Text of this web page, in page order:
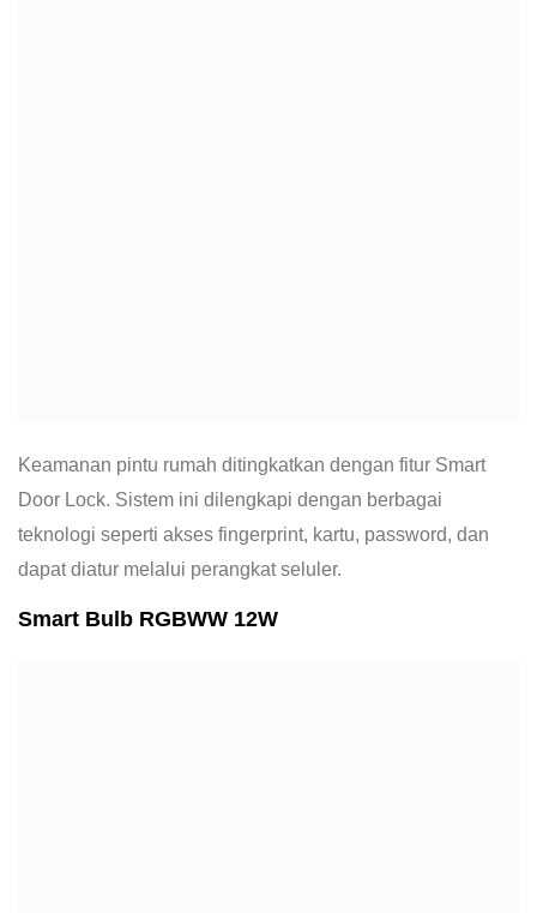
Keamanan pintu rumah ditingkatkan dengan fitur Smart
Door Lock. Sistem ini dilengkapi dengan berbagai
teknologi seperti akses fingerprint, kartu, password, dan
dapat diatur melalui perangkat seluler.
Smart Bulb RGBWW 12W